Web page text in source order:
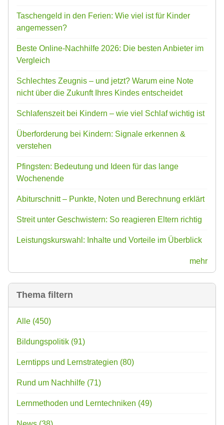
Taschengeld in den Ferien: Wie viel ist für Kinder
angemessen?
Beste Online-Nachhilfe 2026: Die besten Anbieter im
Vergleich
Schlechtes Zeugnis – und jetzt? Warum eine Note
nicht über die Zukunft Ihres Kindes entscheidet
Schlafenszeit bei Kindern – wie viel Schlaf wichtig ist
Überforderung bei Kindern: Signale erkennen &
verstehen
Pfingsten: Bedeutung und Ideen für das lange
Wochenende
Abiturschnitt – Punkte, Noten und Berechnung erklärt
Streit unter Geschwistern: So reagieren Eltern richtig
Leistungskurswahl: Inhalte und Vorteile im Überblick
mehr
Thema filtern
Alle (450)
Bildungspolitik (91)
Lerntipps und Lernstrategien (80)
Rund um Nachhilfe (71)
Lernmethoden und Lerntechniken (49)